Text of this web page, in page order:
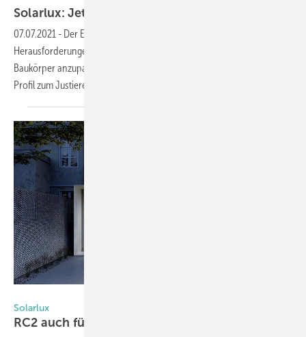
Solarlux: Jetzt mit Höhenausgleichprofil für die
07.07.2021 - Der Einbau besonders breiter Glasfassaden bringt viele
Herausforderungen mit sich. Um sein Produkt optimal an den
Baukörper anzupassen, hat Solarlux für die Glas-Faltwand ein neues
Profil zum Justieren
Solarlux
RC2 auch für paarige